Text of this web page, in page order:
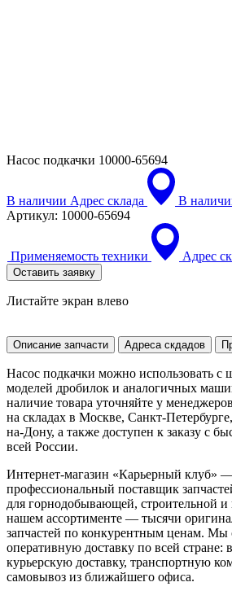
Насос подкачки 10000-65694
В наличии Адрес склада
В
Артикул: 10000-65694
Применяемость техники Адрес
Оставить заявку
Листайте экран влево
Описание запчасти Адреса скдадов
Насос подкачки можно использовать с
моделей дробилок и аналогичных
наличие товара уточняйте у
на складах в Москве, Санкт-
на-Дону, а также доступен к заказу с
всей России.
Интернет-магазин «Карьерный клуб»
профессиональный поставщик
для горнодобывающей, строительной и
нашем ассортименте — тысячи
запчастей по конкурентным ценам. Мы
оперативную доставку по всей стране:
курьерскую доставку, транспортную
самовывоз из ближайшего офиса.